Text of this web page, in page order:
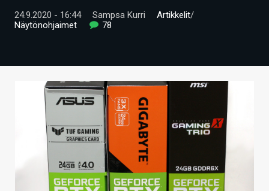
VIDEOT
VAIHDA TEEMA
24.9.2020 - 16:44 Sampsa Kurri Artikkelit/
Näytönohjaimet
78